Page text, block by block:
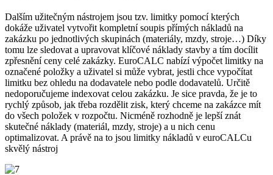
Dalším užitečným nástrojem jsou tzv. limitky pomocí kterých
dokáže uživatel vytvořit kompletní soupis přímých nákladů na
zakázku po jednotlivých skupinách (materiály, mzdy, stroje…) Díky
tomu lze sledovat a upravovat klíčové náklady stavby a tím docílit
zpřesnění ceny celé zakázky. EuroCALC nabízí výpočet limitky na
označené položky a uživatel si může vybrat, jestli chce vypočítat
limitku bez ohledu na dodavatele nebo podle dodavatelů. Určitě
nedoporučujeme indexovat celou zakázku. Je sice pravda, že je to
rychlý způsob, jak třeba rozdělit zisk, který chceme na zakázce mít
do všech položek v rozpočtu. Nicméně rozhodně je lepší znát
skutečné náklady (materiál, mzdy, stroje) a u nich cenu
optimalizovat. A právě na to jsou limitky nákladů v euroCALCu
skvělý nástroj